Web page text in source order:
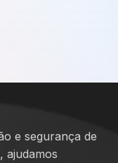
e segurança de
ajudamos